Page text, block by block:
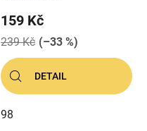
159 Kč
239 Kč (–33 %)
DETAIL
98